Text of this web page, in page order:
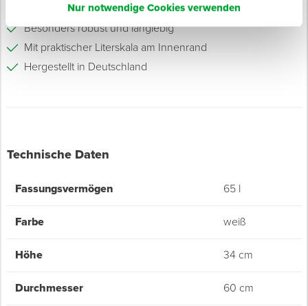
Nur notwendige Cookies verwenden
Ergonomisch geformte Griffmulden
Besonders robust und langlebig
Mit praktischer Literskala am Innenrand
Hergestellt in Deutschland
Technische Daten
Fassungsvermögen 65 l
Farbe weiß
Höhe 34 cm
Durchmesser 60 cm